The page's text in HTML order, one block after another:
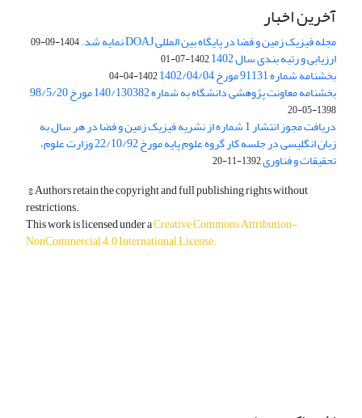
آخرین اخبار
مجله فیزیک زمین و فضا در پایگاه بین المللی DOAJ نمایه شد. 1404-09-09
ارزیابی و رتبه بندی سال 1402 1402-07-01
بخشنامه شماره 91131 مورخ 1402/04/04 1402-04-04
بخشنامه معاونت پژوهشی دانشگاه به شماره 140/130382 مورخ 98/5/20
1398-05-20
دریافت مجوز انتشار 1 شماره از نشریه فیزیک زمین و فضا در هر سال به
زبان انگلیسی در جلسه کار گروه علوم پایه مورخ 22/10/92 وزارت علوم،
تحقیقات و فناوری1392-11-20
© Authors retain the copyright and full publishing rights without
restrictions.
This work is licensed under aCreative Commons Attribution-
NonCommercial 4.0 International License.